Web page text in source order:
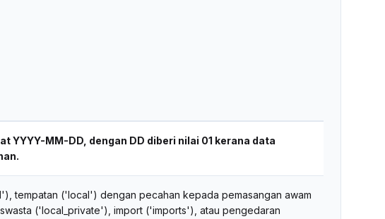
YYYY-MM-DD, dengan DD diberi nilai 01 kerana data
tempatan ('local') dengan pecahan kepada pemasangan awam
('local_private'), import ('imports'), atau pengedaran